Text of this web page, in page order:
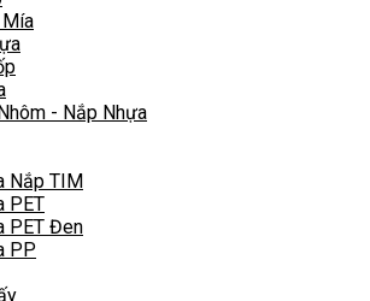
Mía
- Nắp Nhựa
Nắp TIM
PET
PET Đen
PP